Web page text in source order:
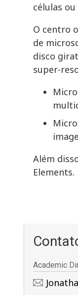
células
O centro
de
disco
super-
Além
Elements.
Academic